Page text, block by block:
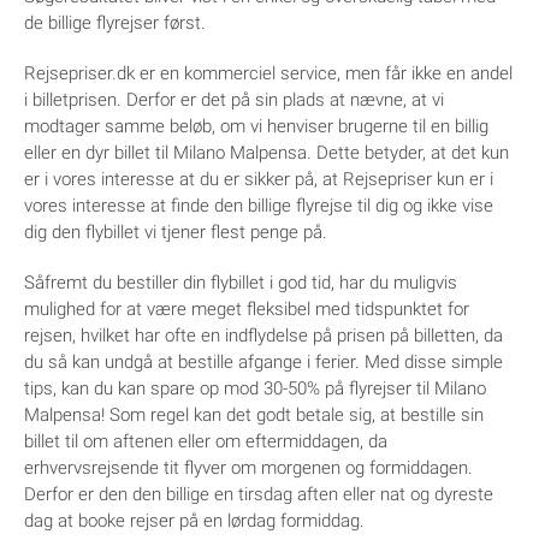
de billige flyrejser først.
Rejsepriser.dk er en kommerciel service, men får ikke en andel
i billetprisen. Derfor er det på sin plads at nævne, at vi
modtager samme beløb, om vi henviser brugerne til en billig
eller en dyr billet til Milano Malpensa. Dette betyder, at det kun
er i vores interesse at du er sikker på, at Rejsepriser kun er i
vores interesse at finde den billige flyrejse til dig og ikke vise
dig den flybillet vi tjener flest penge på.
Såfremt du bestiller din flybillet i god tid, har du muligvis
mulighed for at være meget fleksibel med tidspunktet for
rejsen, hvilket har ofte en indflydelse på prisen på billetten, da
du så kan undgå at bestille afgange i ferier. Med disse simple
tips, kan du kan spare op mod 30-50% på flyrejser til Milano
Malpensa! Som regel kan det godt betale sig, at bestille sin
billet til om aftenen eller om eftermiddagen, da
erhvervsrejsende tit flyver om morgenen og formiddagen.
Derfor er den den billige en tirsdag aften eller nat og dyreste
dag at booke rejser på en lørdag formiddag.